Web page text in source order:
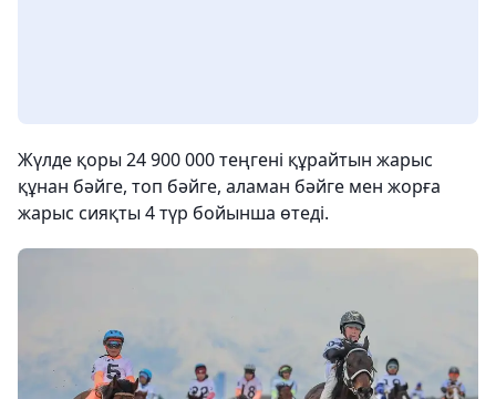
Жүлде қоры 24 900 000 теңгені құрайтын жарыс
құнан бәйге, топ бәйге, аламан бәйге мен жорға
жарыс сияқты 4 түр бойынша өтеді.